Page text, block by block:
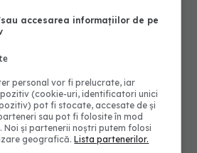
accesarea informațiilor de pe
personal vor fi prelucrate, iar
(cookie-uri, identificatori unici
pot fi stocate, accesate de și
sau pot fi folosite în mod
Noi și partenerii noștri putem folosi
geografică.Lista partenerilor.